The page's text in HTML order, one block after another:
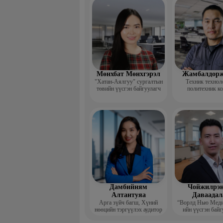
үндсэн
Мөнхбат Мөнхгэрэл
"Хатан-Аялгуу" сургалтын
төвийн үүсгэн байгуулагч
Техник
политехник
Дамбийням
Алтантуяа
Арга зүйч багш, Хүний
нөөцийн тэргүүлэх аудитор
“Ворлд Нью
ийн үүсгэн